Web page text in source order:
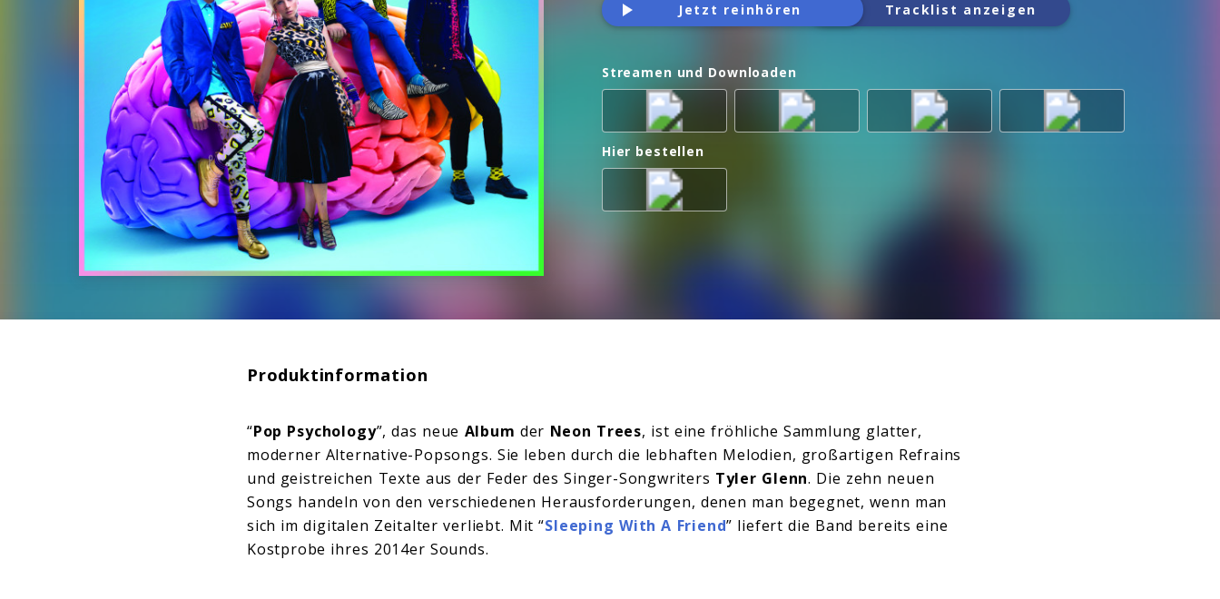
Jetzt reinhören Tracklist anzeigen
Streamen und Downloaden
Hier bestellen
Produktinformation
“Pop Psychology”, das neue Album der Neon Trees, ist eine fröhliche Sammlung glatter,
moderner Alternative-Popsongs. Sie leben durch die lebhaften Melodien, großartigen Refrains
und geistreichen Texte aus der Feder des Singer-Songwriters Tyler Glenn. Die zehn neuen
Songs handeln von den verschiedenen Herausforderungen, denen man begegnet, wenn man
sich im digitalen Zeitalter verliebt. Mit “Sleeping With A Friend” liefert die Band bereits eine
Kostprobe ihres 2014er Sounds.